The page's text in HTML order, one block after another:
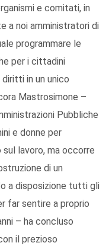
e comitati, in
a noi amministratori di
programmare le
per i cittadini
in un unico
Mastrosimone –
Pubbliche
e donne per
lavoro, ma occorre
di un
a disposizione tutti gli
far sentire a proprio
– ha concluso
il prezioso